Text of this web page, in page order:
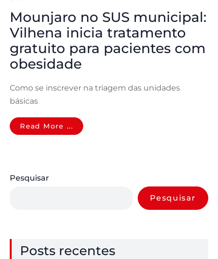
Mounjaro no SUS municipal:
Vilhena inicia tratamento
gratuito para pacientes com
obesidade
Como se inscrever na triagem das unidades
básicas
Read More ...
Pesquisar
Pesquisar
Posts recentes